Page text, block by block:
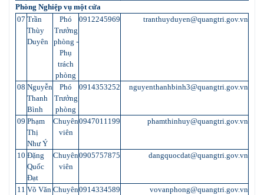
Phòng Nghiệp vụ một cửa
07 Trần
Thùy
Duyên
Phó
Trưởng
phòng -
Phụ
trách
phòng
0912245969 tranthuyduyen@quangtri.gov.vn
08 Nguyễn
Thanh
Bình
Phó
Trưởng
phòng
0914353252 nguyenthanhbinh3@quangtri.gov.vn
09 Phạm
Thị
Như Ý
Chuyên
viên
0947011199 phamthinhuy@quangtri.gov.vn
10 Đặng
Quốc
Đạt
Chuyên
viên
0905757875 dangquocdat@quangtri.gov.vn
11 Võ Văn Chuyên0914334589 vovanphong@quangtri.gov.vn